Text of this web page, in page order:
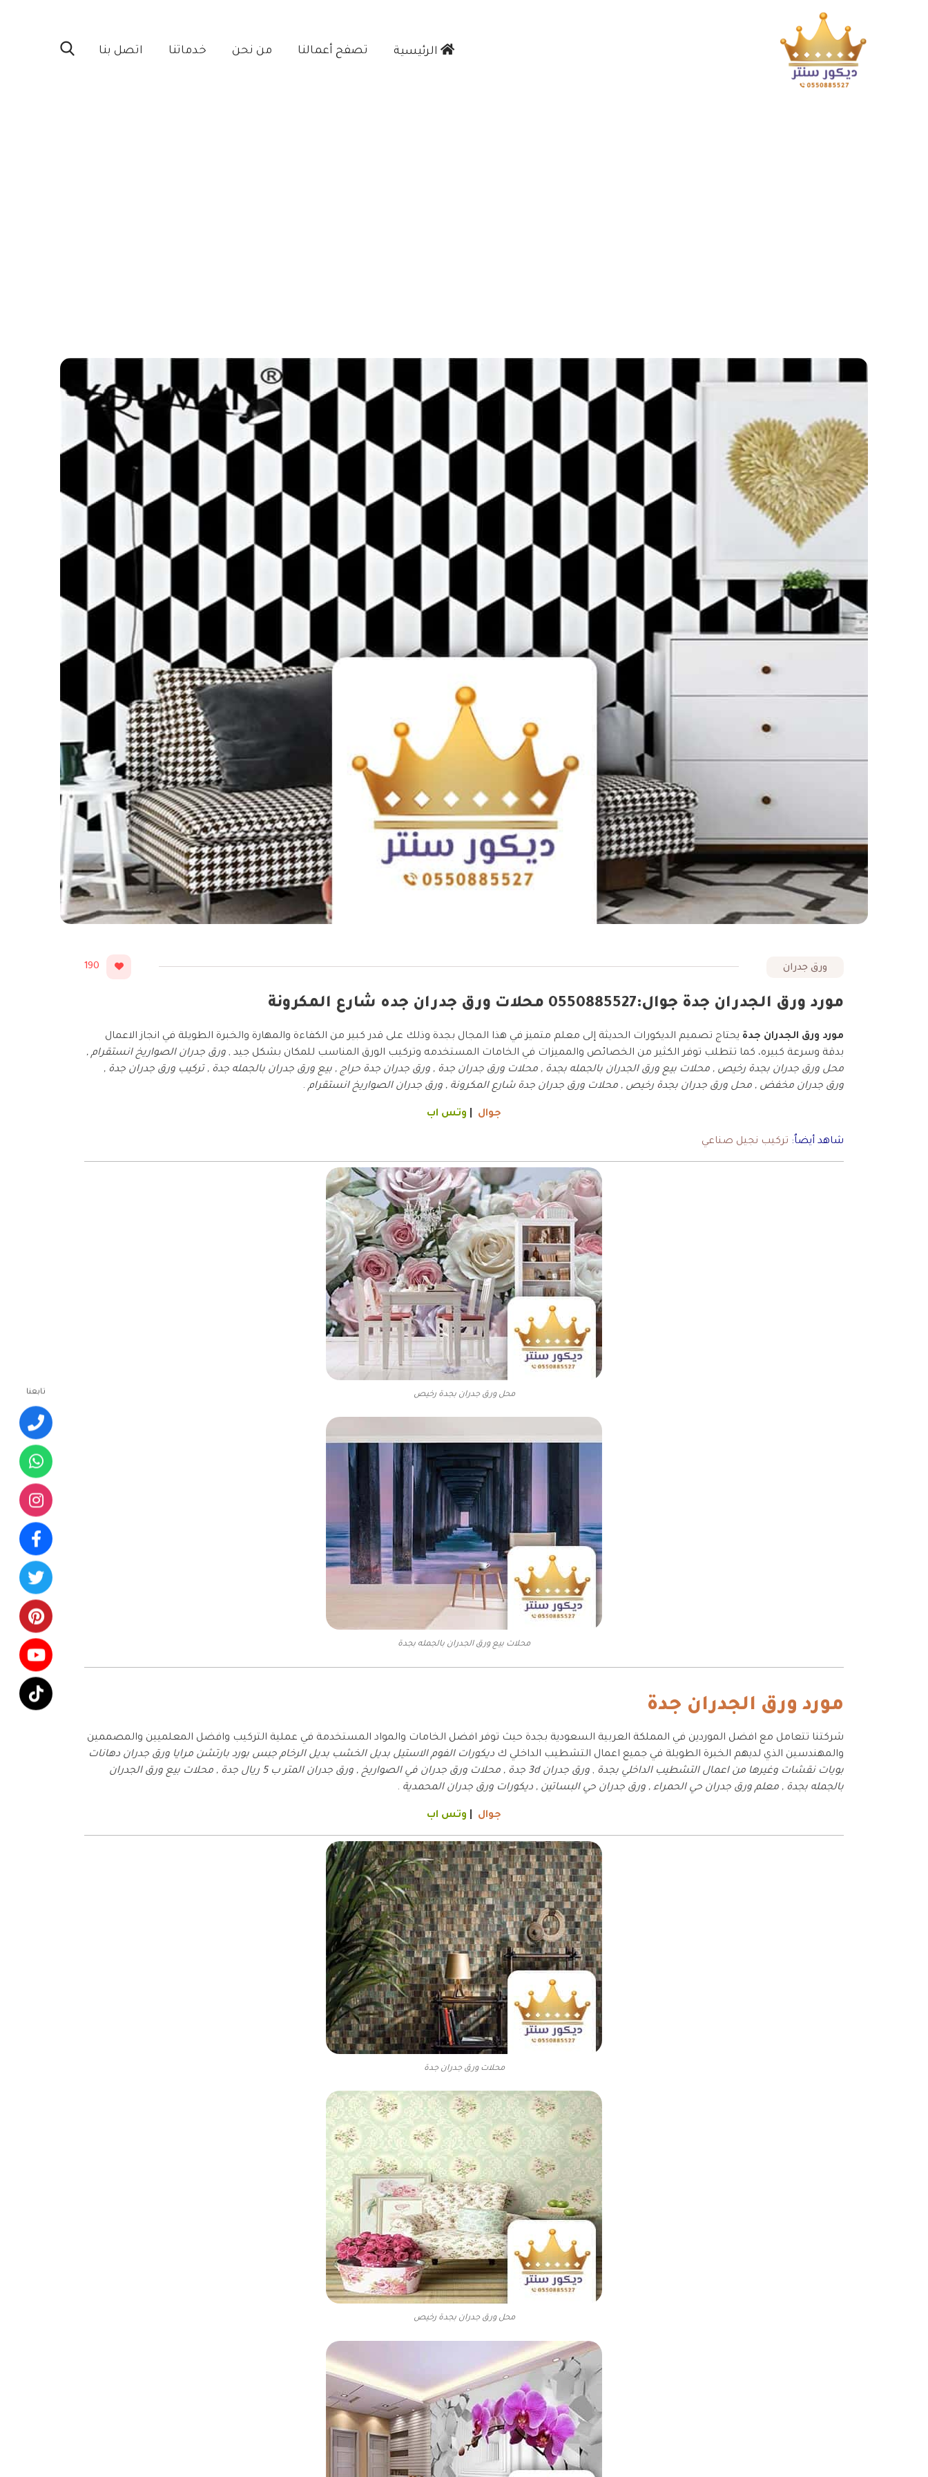
الرئيسية‎ تصفح أعمالنا‎ من نحن‎ خدماتنا‎ اتصل بنا‎
ورق جدران 190
مورد ورق الجدران جدة جوال:0550885527 محلات ورق جدران جده شارع المكرونة
مورد ورق الجدران جدة يحتاج تصميم الديكورات الحديثة إلى معلم متميز في هذا المجال بجدة وذلك على قدر كبير من الكفاءة والمهارة والخبرة الطويلة في انجاز الاعمال
بدقة وسرعة كبيره، كما تتطلب توفر الكثير من الخصائص والمميزات في الخامات المستخدمه وتركيب الورق المناسب للمكان بشكل جيد , ورق جدران الصواريخ انستقرام ,
محل ورق جدران بجدة رخيص , محلات بيع ورق الجدران بالجمله بجدة , محلات ورق جدران جدة , ورق جدران جدة حراج , بيع ورق جدران بالجمله جدة , تركيب ورق جدران جدة ,
ورق جدران مخفض , محل ورق جدران بجدة رخيص , محلات ورق جدران جدة شارع المكرونة , ورق جدران الصواريخ انستقرام .
جوال وتس اب
شاهد أيضاٌ: تركيب نجيل صناعي
محل ورق جدران بجدة رخيص
محلات بيع ورق الجدران بالجمله بجدة
مورد ورق الجدران جدة
شركتنا تتعامل مع افضل الموردين في المملكة العربية السعودية بجدة حيث توفر افضل الخامات والمواد المستخدمة في عملية التركيب وافضل المعلميين والمصممين
والمهندسين الذي لديهم الخبرة الطويلة في جميع اعمال التشطيب الداخلي ك ديكورات الفوم الاستيل بديل الخشب بديل الرخام جبس بورد بارتشن مرايا ورق جدران دهانات
بويات نقشات وغيرها من اعمال التشطيب الداخلي بجدة ,
ورق جدران 3d جدة , محلات ورق جدران في الصواريخ , ورق جدران المتر ب 5 ريال جدة , محلات بيع ورق الجدران
بالجمله بجدة , معلم ورق جدران حي الحمراء , ورق جدران حي البساتين , ديكورات ورق جدران المحمدية .
جوال وتس اب
محلات ورق جدران جدة
محل ورق جدران بجدة رخيص
تابعنا